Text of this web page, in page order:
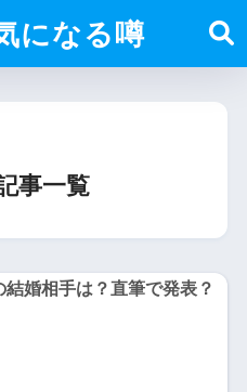
になる噂
事一覧